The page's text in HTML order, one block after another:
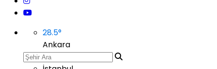
28.5°
Ankara